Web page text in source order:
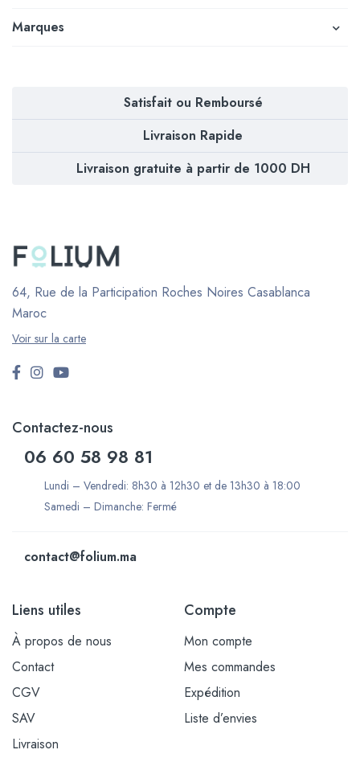
Marques
Satisfait ou Remboursé
Livraison Rapide
Livraison gratuite à partir de 1000 DH
64, Rue de la Participation Roches Noires Casablanca
Maroc
Voir sur la carte
Contactez-nous
06 60 58 98 81
Lundi – Vendredi: 8h30 à 12h30 et de 13h30 à 18:00
Samedi – Dimanche: Fermé
contact@folium.ma
Liens utiles
À propos de nous
Contact
CGV
SAV
Livraison
Compte
Mon compte
Mes commandes
Expédition
Liste d’envies